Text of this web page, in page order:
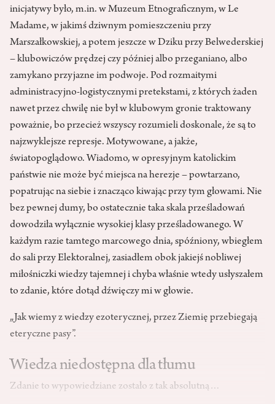
inicjatywy było, m.in. w Muzeum Etnograficznym, w Le
Madame, w jakimś dziwnym pomieszczeniu przy
Marszałkowskiej, a potem jeszcze w Dziku przy Belwederskiej
– klubowiczów prędzej czy później albo przeganiano, albo
zamykano przyjazne im podwoje. Pod rozmaitymi
administracyjno-logistycznymi pretekstami, z których żaden
nawet przez chwilę nie był w klubowym gronie traktowany
poważnie, bo przecież wszyscy rozumieli doskonale, że są to
najzwyklejsze represje. Motywowane, a jakże,
światopoglądowo. Wiadomo, w opresyjnym katolickim
państwie nie może być miejsca na herezje – powtarzano,
popatrując na siebie i znacząco kiwając przy tym głowami. Nie
bez pewnej dumy, bo ostatecznie taka skala prześladowań
dowodziła wyłącznie wysokiej klasy prześladowanego. W
każdym razie tamtego marcowego dnia, spóźniony, wbiegłem
do sali przy Elektoralnej, zasiadłem obok jakiejś nobliwej
miłośniczki wiedzy tajemnej i chyba właśnie wtedy usłyszałem
to zdanie, które dotąd dźwięczy mi w głowie.
„Jak wiemy z wiedzy ezoterycznej, przez Ziemię przebiegają
eteryczne pasy”.
Wiedza niedostępna dla tłumu
Zdanie to wypowiedziane zostało z tak absolutną…